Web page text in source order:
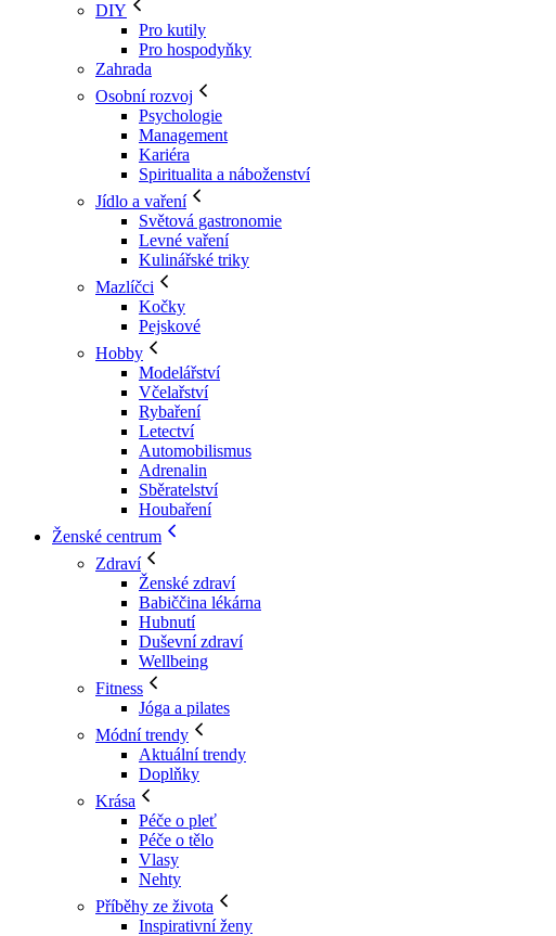
DIY
Pro kutily
Pro hospodyňky
Zahrada
Osobní rozvoj
Psychologie
Management
Kariéra
Spiritualita a náboženství
Jídlo a vaření
Světová gastronomie
Levné vaření
Kulinářské triky
Mazlíčci
Kočky
Pejskové
Hobby
Modelářství
Včelařství
Rybaření
Letectví
Automobilismus
Adrenalin
Sběratelství
Houbaření
Ženské centrum
Zdraví
Ženské zdraví
Babiččina lékárna
Hubnutí
Duševní zdraví
Wellbeing
Fitness
Jóga a pilates
Módní trendy
Aktuální trendy
Doplňky
Krása
Péče o pleť
Péče o tělo
Vlasy
Nehty
Příběhy ze života
Inspirativní ženy